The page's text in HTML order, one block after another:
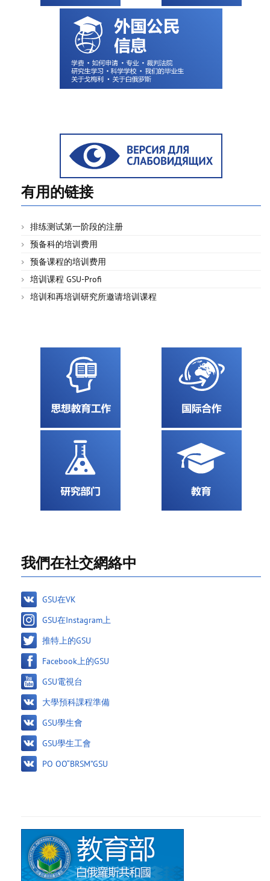
有用的链接
排练测试第一阶段的注册
预备科的培训费用
预备课程的培训费用
培训课程 GSU-Profi
培训和再培训研究所邀请培训课程
我們在社交網絡中
GSU在VK
GSU在Instagram上
推特上的GSU
Facebook上的GSU
GSU電視台
大學預科課程準備
GSU學生會
GSU學生工會
PO OO“BRSM”GSU